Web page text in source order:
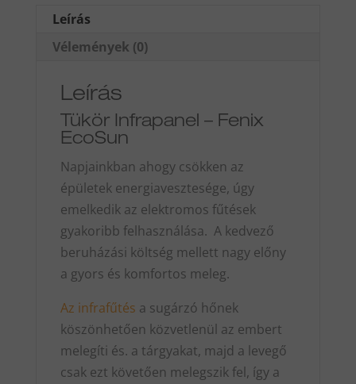
mennyiség
Leírás
Vélemények (0)
Leírás
Tükör Infrapanel – Fenix
EcoSun
Napjainkban ahogy csökken az
épületek energiavesztesége, úgy
emelkedik az elektromos fűtések
gyakoribb felhasználása. A kedvező
beruházási költség mellett nagy előny
a gyors és komfortos meleg.
Az infrafűtés a sugárzó hőnek
köszönhetően közvetlenül az embert
melegíti és. a tárgyakat, majd a levegő
csak ezt követően melegszik fel, így a